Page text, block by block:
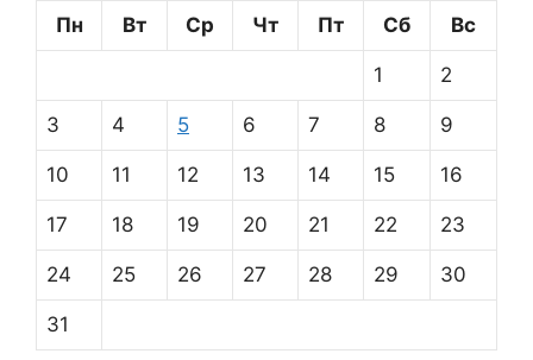
Пн
Вт Ср Чт Пт Сб Вс
1 2
3 4 5 6 7 8 9
10 11 12 13 14 15 16
17 18 19 20 21 22 23
24 25 26 27 28 29 30
31